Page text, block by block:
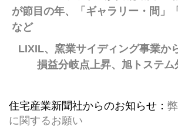
が節目の年、「ギャラリー・間」
など
LIXIL、窯業サイディング事業か
損益分岐点上昇、旭トステム
住宅産業新聞社からのお知らせ：
に関するお願い